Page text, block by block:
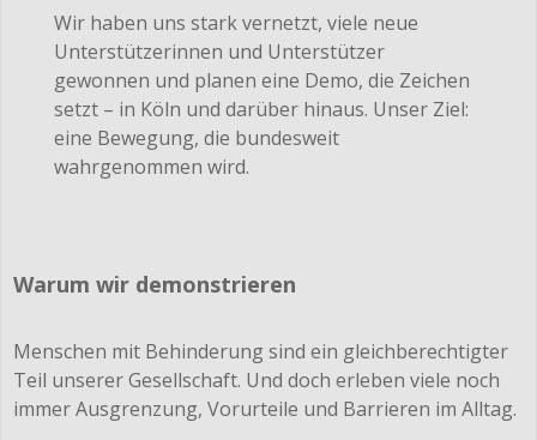
Wir haben uns stark vernetzt, viele neue
Unterstützerinnen und Unterstützer
gewonnen und planen eine Demo, die Zeichen
setzt – in Köln und darüber hinaus. Unser Ziel:
eine Bewegung, die bundesweit
wahrgenommen wird.
Warum wir demonstrieren
Menschen mit Behinderung sind ein gleichberechtigter
Teil unserer Gesellschaft. Und doch erleben viele noch
immer Ausgrenzung, Vorurteile und Barrieren im Alltag.